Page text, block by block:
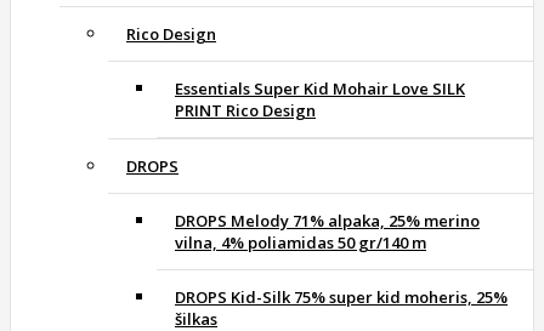
Rico Design
Essentials Super Kid Mohair Love SILK
PRINT Rico Design
DROPS
DROPS Melody 71% alpaka, 25% merino
vilna, 4% poliamidas 50 gr/140 m
DROPS Kid-Silk 75% super kid moheris, 25%
šilkas